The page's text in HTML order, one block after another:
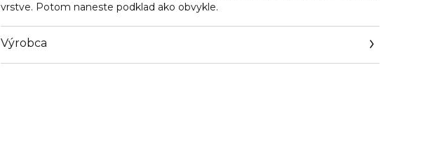
vrstve. Potom naneste podklad ako obvykle.
Výrobca